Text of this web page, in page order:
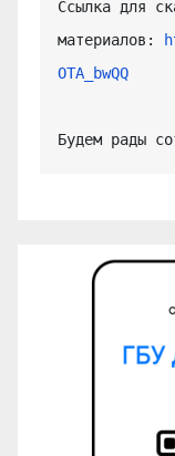
Ссылка для
материалов:
OTA_bwQQ
Будем рады